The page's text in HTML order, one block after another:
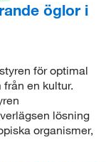
öglor i
för optimal
en kultur.
lösning
organismer,